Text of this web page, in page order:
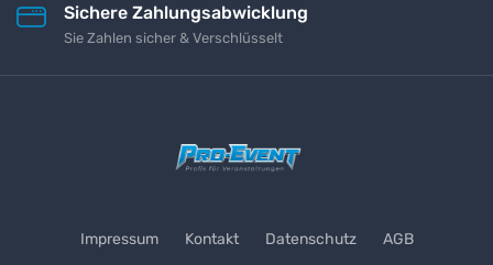
Sichere Zahlungsabwicklung
Sie Zahlen sicher & Verschlüsselt
Impressum Kontakt Datenschutz AGB